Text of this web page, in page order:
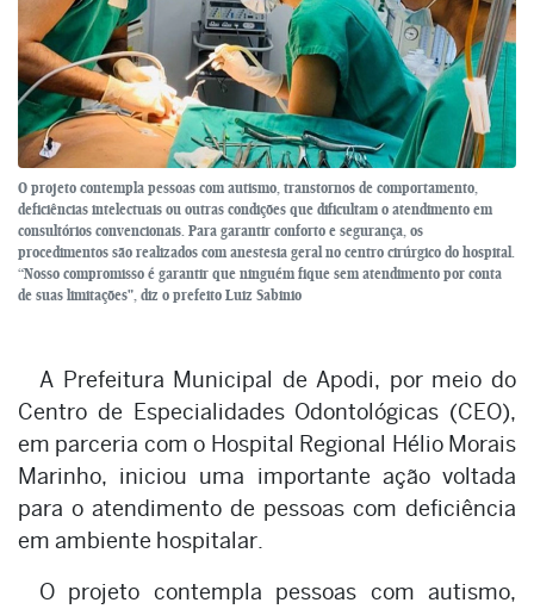
O projeto contempla pessoas com autismo, transtornos de comportamento,
deficiências intelectuais ou outras condições que dificultam o atendimento em
consultórios convencionais. Para garantir conforto e segurança, os
procedimentos são realizados com anestesia geral no centro cirúrgico do hospital.
“Nosso compromisso é garantir que ninguém fique sem atendimento por conta
de suas limitações", diz o prefeito Luiz Sabinio
A Prefeitura Municipal de Apodi, por meio do
Centro de Especialidades Odontológicas (CEO),
em parceria com o Hospital Regional Hélio Morais
Marinho, iniciou uma importante ação voltada
para o atendimento de pessoas com deficiência
em ambiente hospitalar.
O projeto contempla pessoas com autismo,